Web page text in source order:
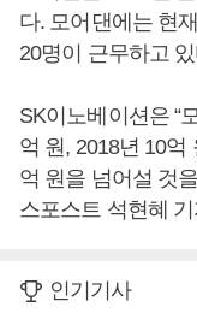
다. 모어댄에는 현
20명이 근무하고
SK이노베이션은 “
억 원, 2018년 10억
억 원을 넘어설 것
스포스트 석현혜 기
인기기사